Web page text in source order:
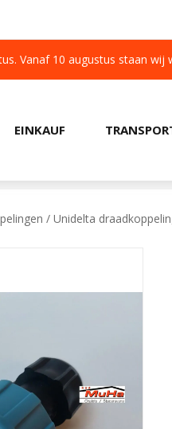
Vanaf 10 augustus staan wij
EINKAUF
/ Unidelta